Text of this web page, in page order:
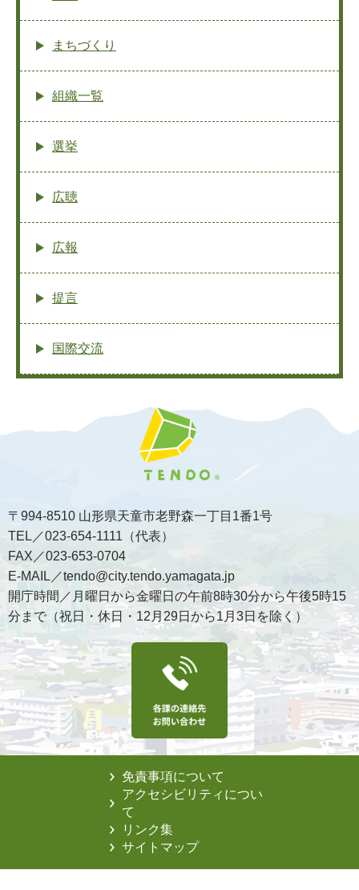
まちづくり
組織一覧
選挙
広聴
広報
提言
国際交流
〒994-8510 山形県天童市老野森一丁目1番1号
TEL／023-654-1111（代表）
FAX／023-653-0704
E-MAIL／tendo@city.tendo.yamagata.jp
開庁時間／月曜日から金曜日の午前8時30分から午後5時15
分まで（祝日・休日・12月29日から1月3日を除く）
免責事項について
アクセシビリティについ
て
リンク集
サイトマップ